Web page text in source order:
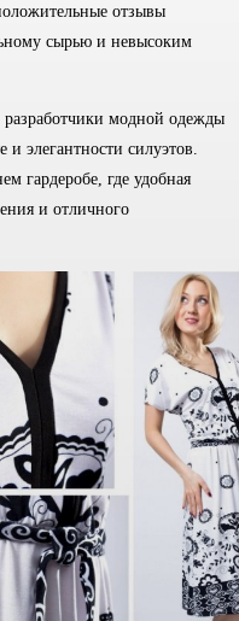
отзывы
сырью и невысоким
модной одежды
элегантности силуэтов.
гардеробе, где удобная
и отличного